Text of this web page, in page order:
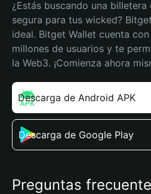
¿Estás buscando una
segura para tus wicked?
ideal. Bitget Wallet cuenta
millones de usuarios y te
la Web3. ¡Comienza ahora
Descarga de Android APK
Descarga de Google Play
Preguntas